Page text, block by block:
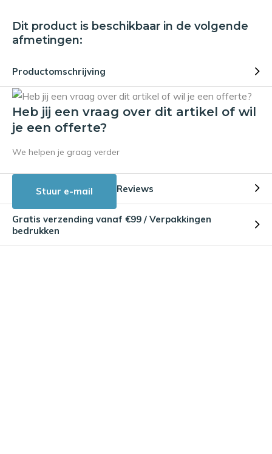
Dit product is beschikbaar in de volgende
afmetingen:
Productomschrijving
Heb jij een vraag over dit artikel of wil
je een offerte?
We helpen je graag verder
Stuur e-mail Reviews
Gratis verzending vanaf €99 / Verpakkingen
bedrukken